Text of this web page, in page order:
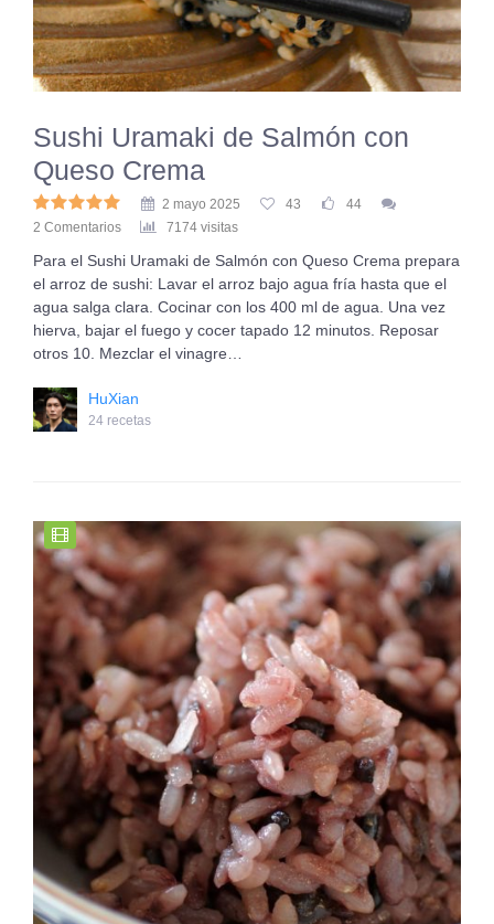
Sushi Uramaki de Salmón con
Queso Crema
2 mayo 2025 43
44
2 Comentarios
7174 visitas
Para el Sushi Uramaki de Salmón con Queso Crema prepara
el arroz de sushi: Lavar el arroz bajo agua fría hasta que el
agua salga clara. Cocinar con los 400 ml de agua. Una vez
hierva, bajar el fuego y cocer tapado 12 minutos. Reposar
otros 10. Mezclar el vinagre…
HuXian
24 recetas